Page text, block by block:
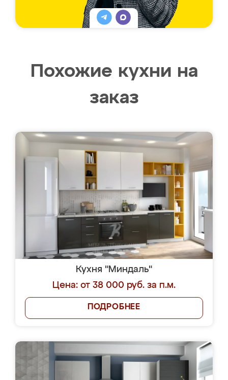
Похожие кухни на
заказ
Кухня "Миндаль"
Цена: от 38 000 руб. за п.м.
ПОДРОБНЕЕ